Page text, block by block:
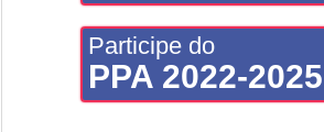
Participe do
PPA 2022-2025